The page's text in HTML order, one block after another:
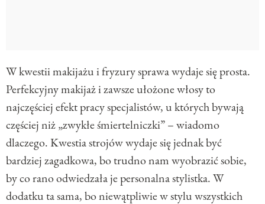
W kwestii makijażu i fryzury sprawa wydaje się prosta.
Perfekcyjny makijaż i zawsze ułożone włosy to
najczęściej efekt pracy specjalistów, u których bywają
częściej niż „zwykłe śmiertelniczki” – wiadomo
dlaczego. Kwestia strojów wydaje się jednak być
bardziej zagadkowa, bo trudno nam wyobrazić sobie,
by co rano odwiedzała je personalna stylistka. W
dodatku ta sama, bo niewątpliwie w stylu wszystkich